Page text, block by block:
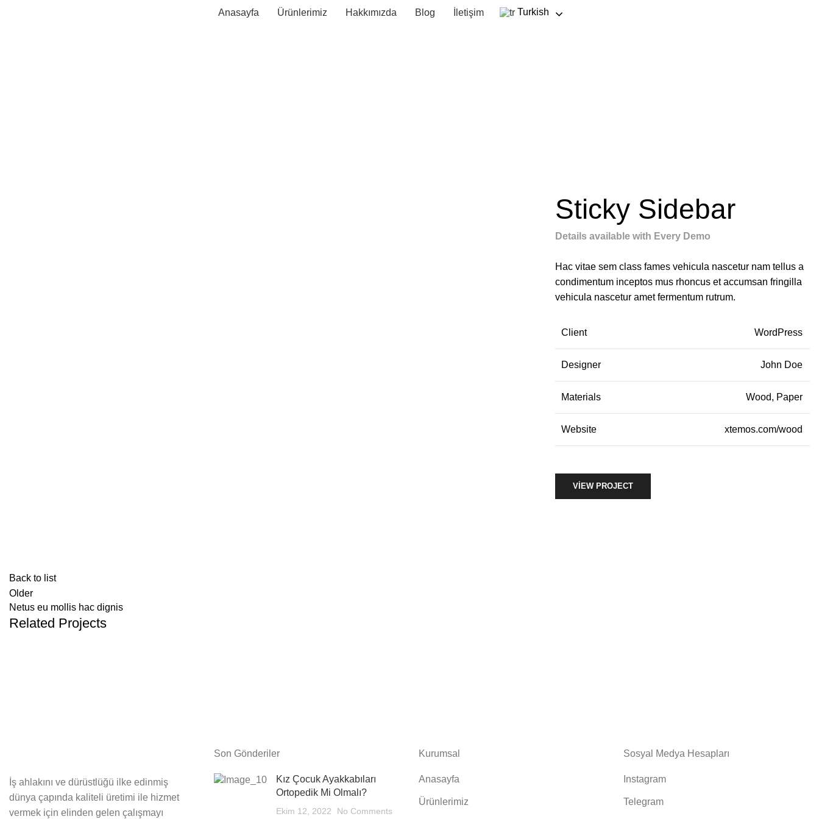
Anasayfa Ürünlerimiz Hakkımızda Blog İletişim Turkish
Sticky Sidebar
Details available with Every Demo
Hac vitae sem class fames vehicula nascetur nam tellus a
condimentum inceptos mus rhoncus et accumsan fringilla
vehicula nascetur amet fermentum rutrum.
Client WordPress
Designer John Doe
Materials Wood, Paper
Website xtemos.com/wood
VIEW PROJECT
Back to list
Older
Netus eu mollis hac dignis
Related Projects
İş ahlakını ve dürüstlüğü ilke edinmiş
dünya çapında kaliteli üretimi ile hizmet
vermek için elinden gelen çalışmayı
Son Gönderiler
Kız Çocuk Ayakkabıları
Ortopedik Mi Olmalı?
Ekim 12, 2022 No Comments
Kurumsal
Anasayfa
Ürünlerimiz
Sosyal Medya Hesapları
Instagram
Telegram